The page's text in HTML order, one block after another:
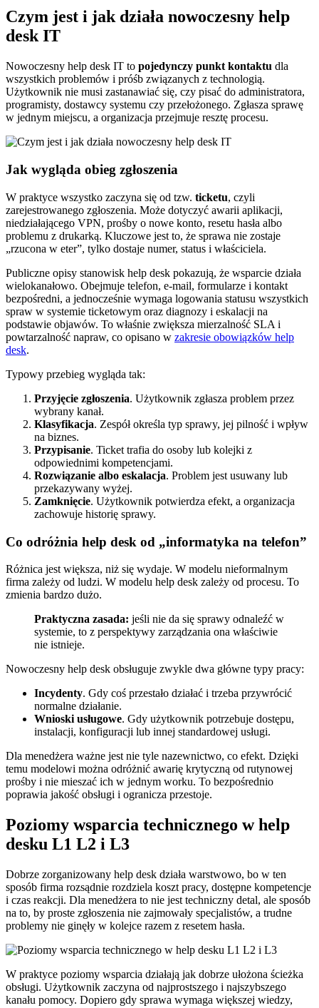
Czym jest i jak działa nowoczesny help
desk IT
Nowoczesny help desk IT to pojedynczy punkt kontaktu dla
wszystkich problemów i próśb związanych z technologią.
Użytkownik nie musi zastanawiać się, czy pisać do administratora,
programisty, dostawcy systemu czy przełożonego. Zgłasza sprawę
w jednym miejscu, a organizacja przejmuje resztę procesu.
Jak wygląda obieg zgłoszenia
W praktyce wszystko zaczyna się od tzw. ticketu, czyli
zarejestrowanego zgłoszenia. Może dotyczyć awarii aplikacji,
niedziałającego VPN, prośby o nowe konto, resetu hasła albo
problemu z drukarką. Kluczowe jest to, że sprawa nie zostaje
„rzucona w eter”, tylko dostaje numer, status i właściciela.
Publiczne opisy stanowisk help desk pokazują, że wsparcie działa
wielokanałowo. Obejmuje telefon, e-mail, formularze i kontakt
bezpośredni, a jednocześnie wymaga logowania statusu wszystkich
spraw w systemie ticketowym oraz diagnozy i eskalacji na
podstawie objawów. To właśnie zwiększa mierzalność SLA i
powtarzalność napraw, co opisano w zakresie obowiązków help
desk.
Typowy przebieg wygląda tak:
Przyjęcie zgłoszenia. Użytkownik zgłasza problem przez
wybrany kanał.
Klasyfikacja. Zespół określa typ sprawy, jej pilność i wpływ
na biznes.
Przypisanie. Ticket trafia do osoby lub kolejki z
odpowiednimi kompetencjami.
Rozwiązanie albo eskalacja. Problem jest usuwany lub
przekazywany wyżej.
Zamknięcie. Użytkownik potwierdza efekt, a organizacja
zachowuje historię sprawy.
Co odróżnia help desk od „informatyka na telefon”
Różnica jest większa, niż się wydaje. W modelu nieformalnym
firma zależy od ludzi. W modelu help desk zależy od procesu. To
zmienia bardzo dużo.
Praktyczna zasada: jeśli nie da się sprawy odnaleźć w
systemie, to z perspektywy zarządzania ona właściwie
nie istnieje.
Nowoczesny help desk obsługuje zwykle dwa główne typy pracy:
Incydenty. Gdy coś przestało działać i trzeba przywrócić
normalne działanie.
Wnioski usługowe. Gdy użytkownik potrzebuje dostępu,
instalacji, konfiguracji lub innej standardowej usługi.
Dla menedżera ważne jest nie tyle nazewnictwo, co efekt. Dzięki
temu modelowi można odróżnić awarię krytyczną od rutynowej
prośby i nie mieszać ich w jednym worku. To bezpośrednio
poprawia jakość obsługi i ogranicza przestoje.
Poziomy wsparcia technicznego w help
desku L1 L2 i L3
Dobrze zorganizowany help desk działa warstwowo, bo w ten
sposób firma rozsądnie rozdziela koszt pracy, dostępne kompetencje
i czas reakcji. Dla menedżera to nie jest techniczny detal, ale sposób
na to, by proste zgłoszenia nie zajmowały specjalistów, a trudne
problemy nie ginęły w kolejce razem z resetem hasła.
W praktyce poziomy wsparcia działają jak dobrze ułożona ścieżka
obsługi. Użytkownik zaczyna od najprostszego i najszybszego
kanału pomocy. Dopiero gdy sprawa wymaga większej wiedzy,